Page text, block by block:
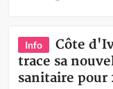
Info
Côte
trace sa
sanitaire pour